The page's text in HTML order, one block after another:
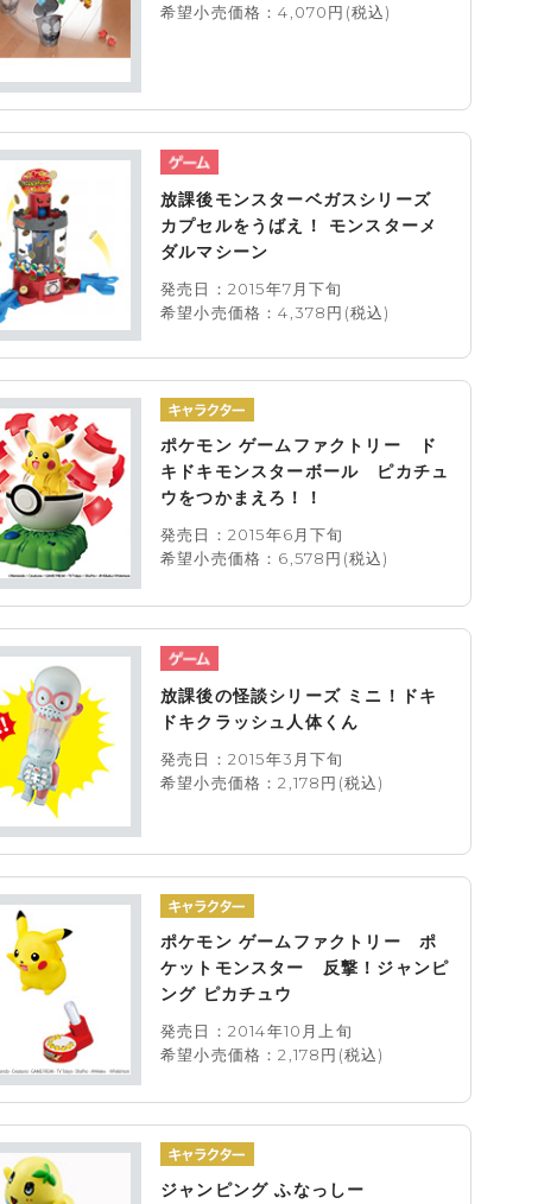
希望小売価格：4,070円(税込)
放課後モンスターベガスシリーズ
カプセルをうばえ！ モンスターメ
ダルマシーン
発売日：2015年7月下旬
希望小売価格：4,378円(税込)
ポケモン ゲームファクトリー ド
キドキモンスターボール ピカチュ
ウをつかまえろ！！
発売日：2015年6月下旬
希望小売価格：6,578円(税込)
放課後の怪談シリーズ ミニ！ドキ
ドキクラッシュ人体くん
発売日：2015年3月下旬
希望小売価格：2,178円(税込)
ポケモン ゲームファクトリー ポ
ケットモンスター 反撃！ジャンピ
ング ピカチュウ
発売日：2014年10月上旬
希望小売価格：2,178円(税込)
ジャンピング ふなっしー